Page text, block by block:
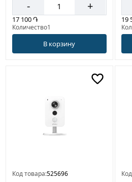
- +
17 100 ֏
Количество1
В корзину
19
Код товара:525696